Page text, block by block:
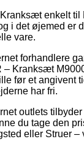
enkelt
i det øjemed er
vare.
forhandlere
– Kranksæt
før et angivent
har fri.
outlets
du tage den
eller Struer